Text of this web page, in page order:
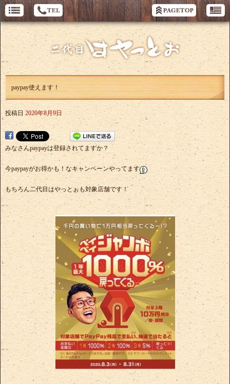
paypay使えます！
投稿日 2020年8月9日
みなさんpaypayは登録されてますか？
今paypayがお得かも！なキャンペーンやってます
もちろん二代目はやっとぉも対象店舗です！